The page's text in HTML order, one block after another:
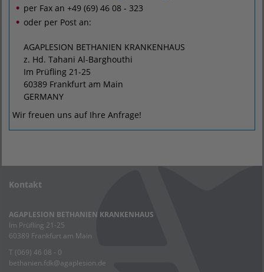
per Fax an +49 (69) 46 08 - 323
oder per Post an:
AGAPLESION BETHANIEN KRANKENHAUS
z. Hd. Tahani Al-Barghouthi
Im Prüfling 21-25
60389 Frankfurt am Main
GERMANY
Wir freuen uns auf Ihre Anfrage!
Kontakt
AGAPLESION BETHANIEN KRANKENHAUS
Im Prüfling 21-25
60389 Frankfurt am Main
T (069) 46 08 - 0
bethanien.fdk@agaplesion.de